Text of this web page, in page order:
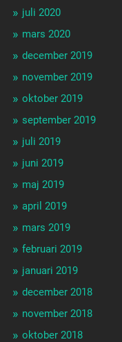
juli 2020
mars 2020
december 2019
november 2019
oktober 2019
september 2019
juli 2019
juni 2019
maj 2019
april 2019
mars 2019
februari 2019
januari 2019
december 2018
november 2018
oktober 2018